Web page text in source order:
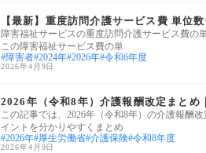
【最新】重度訪問介護サービス費 単位
障害福祉サービスの重度訪問介護サービス費の
この障害福祉サービス費の単
障害者 2024年 2026年 令和6年度
2026年4月9日
2026年（令和8年）介護報酬改定まと
この記事では、2026年（令和8年）の介護報酬
イントを分かりやすくまとめ
2026年 厚生労働省 介護保険 令和8年度
2026年4月9日